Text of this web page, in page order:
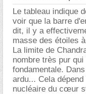
Le tableau indique
voir que la barre
dit, il y a
masse des étoiles
La limite de
nombre très pur
fondamentale.
ardu... Cela
nucléaire du cœur